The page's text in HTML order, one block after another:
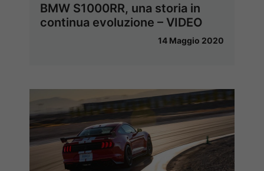
BMW S1000RR, una storia in
continua evoluzione – VIDEO
14 Maggio 2020